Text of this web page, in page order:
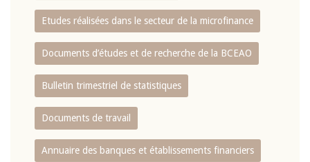
Etudes réalisées dans le secteur de la microfinance
Documents d’études et de recherche de la BCEAO
Bulletin trimestriel de statistiques
Documents de travail
Annuaire des banques et établissements financiers